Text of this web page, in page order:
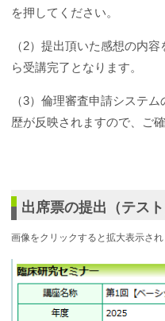
を押してください。
（2）提出頂いた感想の内
ら受講完了となります。
（3）倫理審査申請システ
歴が反映されますので、ご確
出席票の提出（テスト
画像をクリックすると拡大表示さ